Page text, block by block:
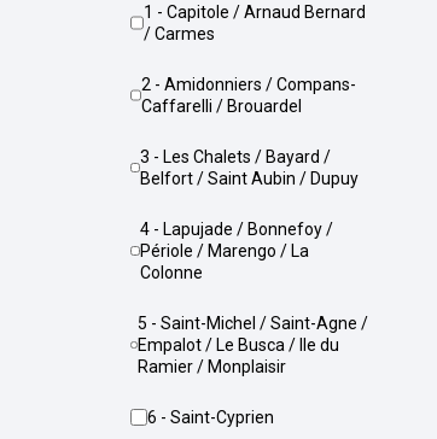
1 - Capitole / Arnaud Bernard
/ Carmes
2 - Amidonniers / Compans-
Caffarelli / Brouardel
3 - Les Chalets / Bayard /
Belfort / Saint Aubin / Dupuy
4 - Lapujade / Bonnefoy /
Périole / Marengo / La
Colonne
5 - Saint-Michel / Saint-Agne /
Empalot / Le Busca / Ile du
Ramier / Monplaisir
6 - Saint-Cyprien